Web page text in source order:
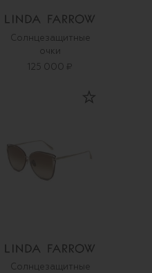
Солнцезащитные
очки
125 000 ₽
Солнцезащитные